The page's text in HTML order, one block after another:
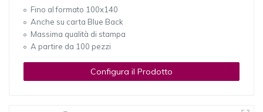
Fino al formato 100x140
Anche su carta Blue Back
Massima qualità di stampa
A partire da 100 pezzi
Configura il Prodotto